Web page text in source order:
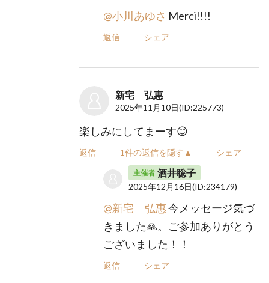
@小川あゆさ Merci!!!!
返信 シェア
新宅 弘惠
2025年11月10日(ID:225773)
楽しみにしてまーす😊
返信 1件の返信を隠す▲ シェア
主催者 酒井聡子
2025年12月16日(ID:234179)
@新宅 弘惠今メッセージ気づ
きました🙏。ご参加ありがとう
ございました！！
返信 シェア